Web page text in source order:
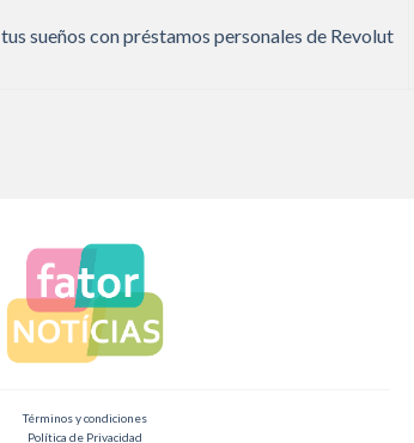
sueños con préstamos personales de Revolut
Términos y condiciones
Política de Privacidad